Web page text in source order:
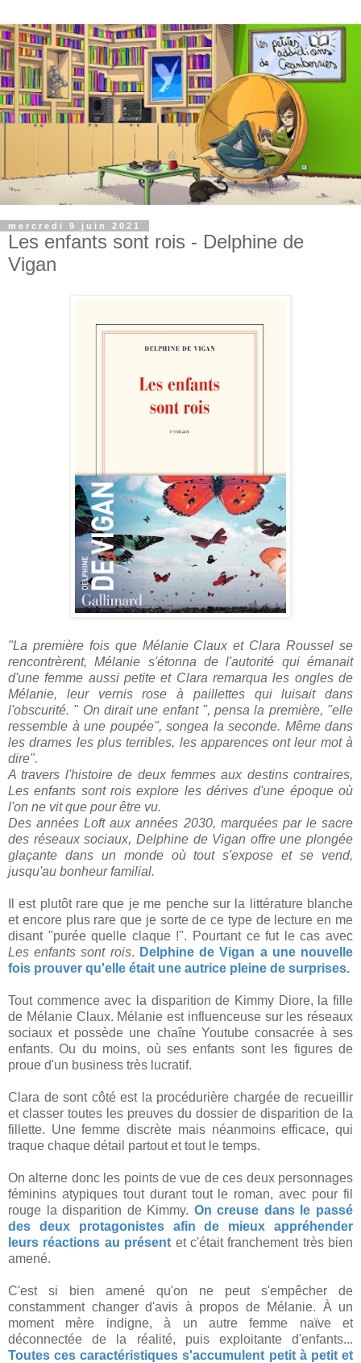
mercredi 9 juin 2021
Les enfants sont rois - Delphine de
Vigan
"La première fois que Mélanie Claux et Clara Roussel se
rencontrèrent, Mélanie s'étonna de l'autorité qui émanait
d'une femme aussi petite et Clara remarqua les ongles de
Mélanie, leur vernis rose à paillettes qui luisait dans
l'obscurité. " On dirait une enfant ", pensa la première, "elle
ressemble à une poupée", songea la seconde. Même dans
les drames les plus terribles, les apparences ont leur mot à
dire".
A travers l'histoire de deux femmes aux destins contraires,
Les enfants sont rois explore les dérives d'une époque où
l'on ne vit que pour être vu.
Des années Loft aux années 2030, marquées par le sacre
des réseaux sociaux, Delphine de Vigan offre une plongée
glaçante dans un monde où tout s'expose et se vend,
jusqu'au bonheur familial.
Il est plutôt rare que je me penche sur la littérature blanche
et encore plus rare que je sorte de ce type de lecture en me
disant "purée quelle claque !". Pourtant ce fut le cas avec
Les enfants sont rois. Delphine de Vigan a une nouvelle
fois prouver qu'elle était une autrice pleine de surprises.
Tout commence avec la disparition de Kimmy Diore, la fille
de Mélanie Claux. Mélanie est influenceuse sur les réseaux
sociaux et possède une chaîne Youtube consacrée à ses
enfants. Ou du moins, où ses enfants sont les figures de
proue d'un business très lucratif.
Clara de sont côté est la procédurière chargée de recueillir
et classer toutes les preuves du dossier de disparition de la
fillette. Une femme discrète mais néanmoins efficace, qui
traque chaque détail partout et tout le temps.
On alterne donc les points de vue de ces deux personnages
féminins atypiques tout durant tout le roman, avec pour fil
rouge la disparition de Kimmy. On creuse dans le passé
des deux protagonistes afin de mieux appréhender
leurs réactions au présent et c'était franchement très bien
amené.
C'est si bien amené qu'on ne peut s'empêcher de
constamment changer d'avis à propos de Mélanie. À un
moment mère indigne, à un autre femme naïve et
déconnectée de la réalité, puis exploitante d'enfants...
Toutes ces caractéristiques s'accumulent petit à petit et